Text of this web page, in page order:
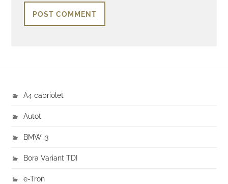
A4 cabriolet
Autot
BMW i3
Bora Variant TDI
e-Tron